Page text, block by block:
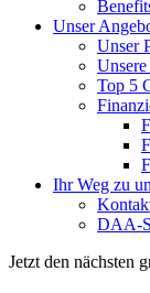
Unser
Unser
Top 5
Ihr Weg zu
DAA-
Jetzt den nächsten